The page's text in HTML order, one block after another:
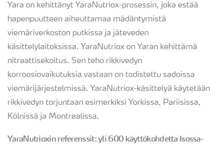
Yara on kehittänyt YaraNutriox-prosessin, joka estää
hapenpuutteen aiheuttamaa mädäntymistä
viemäriverkoston putkissa ja jäteveden
käsittelylaitoksissa. YaraNutriox on Yaran kehittämä
nitraattisekoitus. Sen teho rikkivedyn
korroosiovaikutuksia vastaan on todistettu sadoissa
viemärijärjestelmissä. YaraNutriox-käsittelyä käytetään
rikkivedyn torjuntaan esimerkiksi Yorkissa, Pariisissa,
Kölnissä ja Montrealissa.
YaraNutrioxin referenssit: yli 600 käyttökohdetta Isossa-